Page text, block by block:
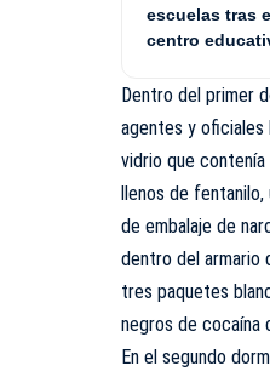
escuelas tras
centro
Dentro del primer
agentes y oficiales
vidrio que
llenos de
de embalaje de
dentro del armario
tres paquetes
negros de cocaína
En el segundo